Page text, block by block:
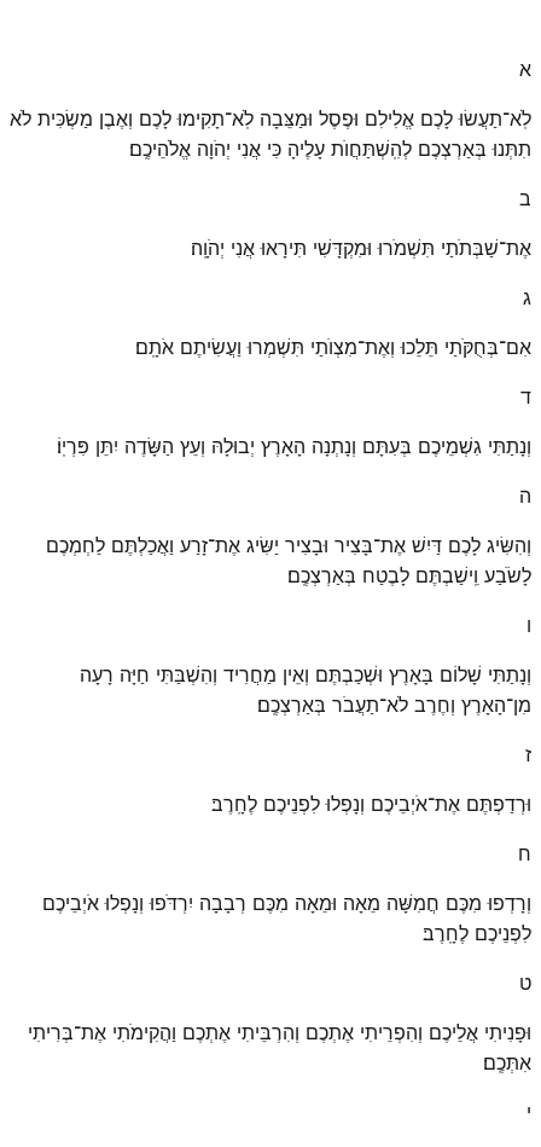
א
לֹֽא־תַעֲשׂוּ לָכֶם אֱלִילִם וּפֶסֶל וּמַצֵּבָה לֹֽא־תָקִימוּ לָכֶם וְאֶבֶן מַשְׂכִּית לֹא
תִתְּנוּ בְּאַרְצְכֶם לְהִֽשְׁתַּחֲוֺת עָלֶיהָ כִּי אֲנִי יְהֹוָה אֱלֹהֵיכֶֽם׃
ב
אֶת־שַׁבְּתֹתַי תִּשְׁמֹרוּ וּמִקְדָּשִׁי תִּירָאוּ אֲנִי יְהֹוָֽה׃
ג
אִם־בְּחֻקֹּתַי תֵּלֵכוּ וְאֶת־מִצְוֺתַי תִּשְׁמְרוּ וַעֲשִׂיתֶם אֹתָֽם׃
ד
וְנָתַתִּי גִשְׁמֵיכֶם בְּעִתָּם וְנָתְנָה הָאָרֶץ יְבוּלָהּ וְעֵץ הַשָּׂדֶה יִתֵּן פִּרְיֽוֹ׃
ה
וְהִשִּׂיג לָכֶם דַּיִשׁ אֶת־בָּצִיר וּבָצִיר יַשִּׂיג אֶת־זָרַע וַאֲכַלְתֶּם לַחְמְכֶם
לָשֹׂבַע וִֽישַׁבְתֶּם לָבֶטַח בְּאַרְצְכֶֽם׃
ו
וְנָתַתִּי שָׁלוֹם בָּאָרֶץ וּשְׁכַבְתֶּם וְאֵין מַחֲרִיד וְהִשְׁבַּתִּי חַיָּה רָעָה
מִן־הָאָרֶץ וְחֶרֶב לֹא־תַעֲבֹר בְּאַרְצְכֶֽם׃
ז
וּרְדַפְתֶּם אֶת־אֹיְבֵיכֶם וְנָפְלוּ לִפְנֵיכֶם לֶחָֽרֶב׃
ח
וְרָדְפוּ מִכֶּם חֲמִשָּׁה מֵאָה וּמֵאָה מִכֶּם רְבָבָה יִרְדֹּפוּ וְנָפְלוּ אֹיְבֵיכֶם
לִפְנֵיכֶם לֶחָֽרֶב׃
ט
וּפָנִיתִי אֲלֵיכֶם וְהִפְרֵיתִי אֶתְכֶם וְהִרְבֵּיתִי אֶתְכֶם וַהֲקִימֹתִי אֶת־בְּרִיתִי
אִתְּכֶֽם׃
י